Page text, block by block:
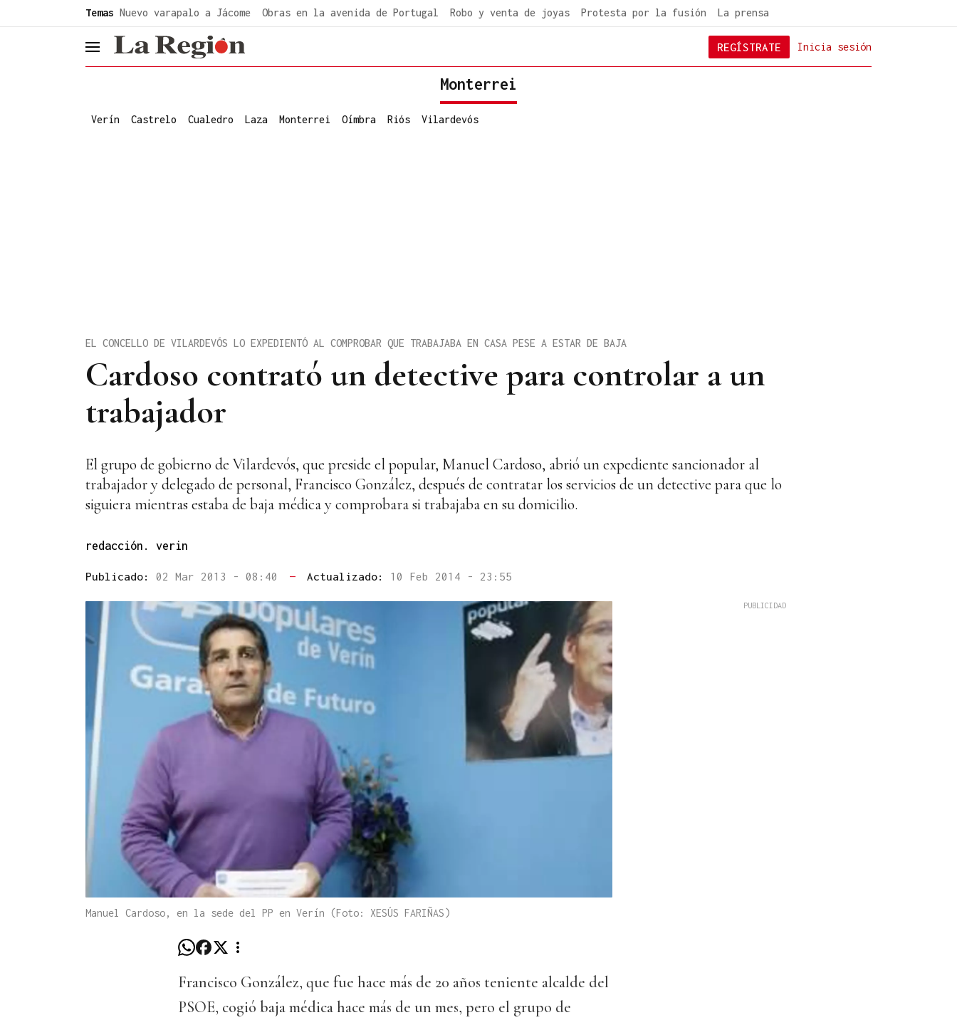
Temas Nuevo varapalo a Jácome Obras en la avenida de Portugal Robo y venta de joyas Protesta por la fusión La prensa
header.menu.open Inicia sesión
REGÍSTRATE
Monterrei
Verín Castrelo Cualedro Laza Monterrei Oímbra Riós Vilardevós
Cardoso contrató un detective para controlar a un
trabajador
EL CONCELLO DE VILARDEVÓS LO EXPEDIENTÓ AL COMPROBAR QUE TRABAJABA EN CASA PESE A ESTAR DE BAJA
El grupo de gobierno de Vilardevós, que preside el popular, Manuel Cardoso, abrió un expediente sancionador al
trabajador y delegado de personal, Francisco González, después de contratar los servicios de un detective para que lo
siguiera mientras estaba de baja médica y comprobara si trabajaba en su domicilio.
redacción. verin
Publicado: 02 Mar 2013 - 08:40 — Actualizado: 10 Feb 2014 - 23:55
Manuel Cardoso, en la sede del PP en Verín (Foto: XESÚS FARIÑAS)
Francisco González, que fue hace más de 20 años teniente alcalde del
PSOE, cogió baja médica hace más de un mes, pero el grupo de